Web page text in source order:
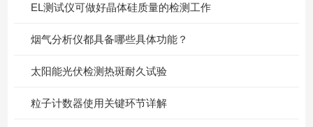
EL测试仪可做好晶体硅质量的检测工作
烟气分析仪都具备哪些具体功能？
太阳能光伏检测热斑耐久试验
粒子计数器使用关键环节详解